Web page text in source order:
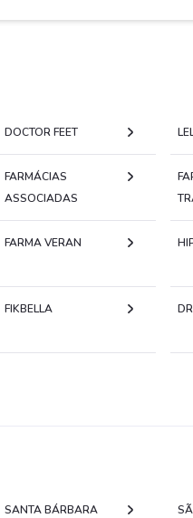
DOCTOR FEET
FARMÁCIAS
ASSOCIADAS
FARMA VERAN
FIKBELLA
SANTA BÁRBARA